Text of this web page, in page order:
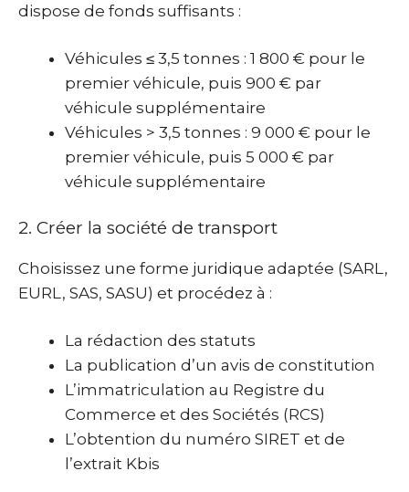
dispose de fonds suffisants :
Véhicules ≤ 3,5 tonnes : 1 800 € pour le
premier véhicule, puis 900 € par
véhicule supplémentaire
Véhicules > 3,5 tonnes : 9 000 € pour le
premier véhicule, puis 5 000 € par
véhicule supplémentaire
2. Créer la société de transport
Choisissez une forme juridique adaptée (SARL,
EURL, SAS, SASU) et procédez à :
La rédaction des statuts
La publication d’un avis de constitution
L’immatriculation au Registre du
Commerce et des Sociétés (RCS)
L’obtention du numéro SIRET et de
l’extrait Kbis